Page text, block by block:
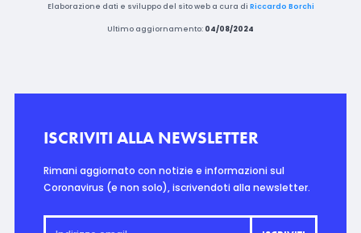
Elaborazione dati e sviluppo del sito web a cura di Riccardo Borchi
Ultimo aggiornamento: 04/08/2024
ISCRIVITI ALLA NEWSLETTER
Rimani aggiornato con notizie e informazioni sul
Coronavirus (e non solo), iscrivendoti alla newsletter.